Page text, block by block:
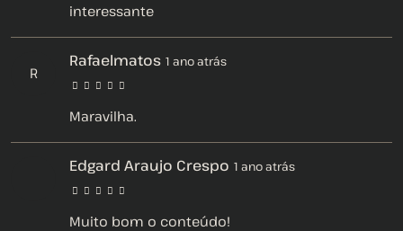
interessante
R
Rafaelmatos 1 ano atrás
Maravilha.
Edgard Araujo Crespo 1 ano atrás
Muito bom o conteúdo!